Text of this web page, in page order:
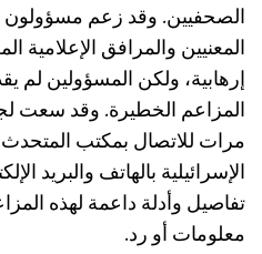
الصحفيين. وقد زعم مسؤولون
المعنيين والمرافق الإعلامية
إرهابية، ولكن المسؤولين لم
المزاعم الخطيرة. وقد سعت
مرات للاتصال بمكتب
الإسرائيلية بالهاتف والبريد
تفاصيل وأدلة داعمة لهذه
معلومات أو رد.